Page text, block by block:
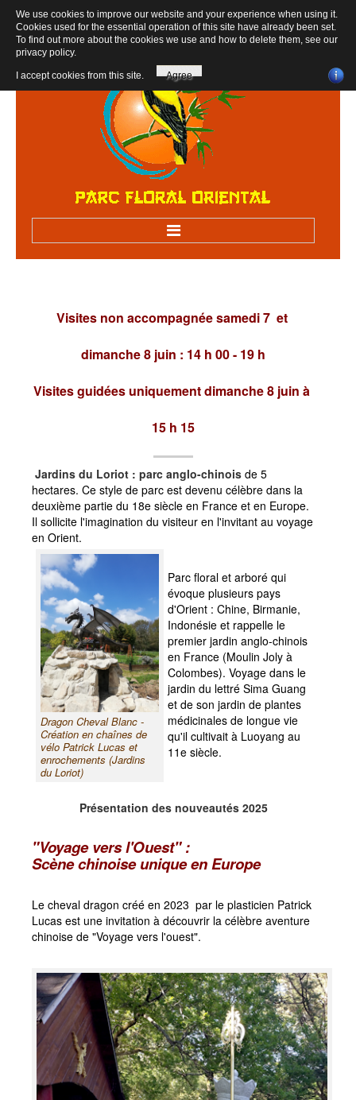
Visiter sur RV
Visites scolaires, centres de loisirs
Rechercher dans le site
Accès intranet
Horaires, prix...
Tarif général
Informations pratiques
La Boutique souvenirs
Événements
Pépinière
Catalogue des bambous
Bien choisir ses bambous
Découvrir les Jardins
Créations 2023 aux Jardins du Loriot
Les Univers
Autour du Pont Moulin-Joly
Parcours ludiques
Circuit des explorateurs
Le Jeu de la Sorcière
Paradis des peintres
Radios, TV, Presse aux Jardins du Loriot
Visites non accompagnée samedi 7 et
dimanche 8 juin : 14 h 00 - 19 h
Visites guidées uniquement dimanche 8 juin à
15 h 15
Jardins du Loriot : parc anglo-chinois de 5
hectares. Ce style de parc est devenu célèbre dans la
deuxième partie du 18e siècle en France et en Europe.
Il sollicite l'imagination du visiteur en l'invitant au voyage
en Orient.
Dragon Cheval Blanc -
Création en chaînes de
vélo Patrick Lucas et
enrochements (Jardins
du Loriot)
Parc floral et arboré qui
évoque plusieurs pays
d'Orient : Chine, Birmanie,
Indonésie et rappelle le
premier jardin anglo-chinois
en France (Moulin Joly à
Colombes). Voyage dans le
jardin du lettré Sima Guang
et de son jardin de plantes
médicinales de longue vie
qu'il cultivait à Luoyang au
11e siècle.
Présentation des nouveautés 2025
"Voyage vers l'Ouest" :
Scène chinoise unique en Europe
Le cheval dragon créé en 2023 par le plasticien Patrick
Lucas est une invitation à découvrir la célèbre aventure
chinoise de "Voyage vers l'ouest".
We use cookies to improve our website and your experience when using it.
Cookies used for the essential operation of this site have already been set.
To find out more about the cookies we use and how to delete them, see our
privacy policy.
I accept cookies from this site. Agree